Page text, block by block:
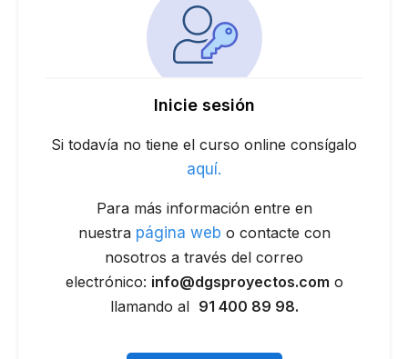
Inicie sesión
Si todavía no tiene el curso online consígalo
aquí.
Para más información entre en
nuestrapágina web o contacte con
nosotros a través del correo
electrónico: info@dgsproyectos.com o
llamando al 91 400 89 98.